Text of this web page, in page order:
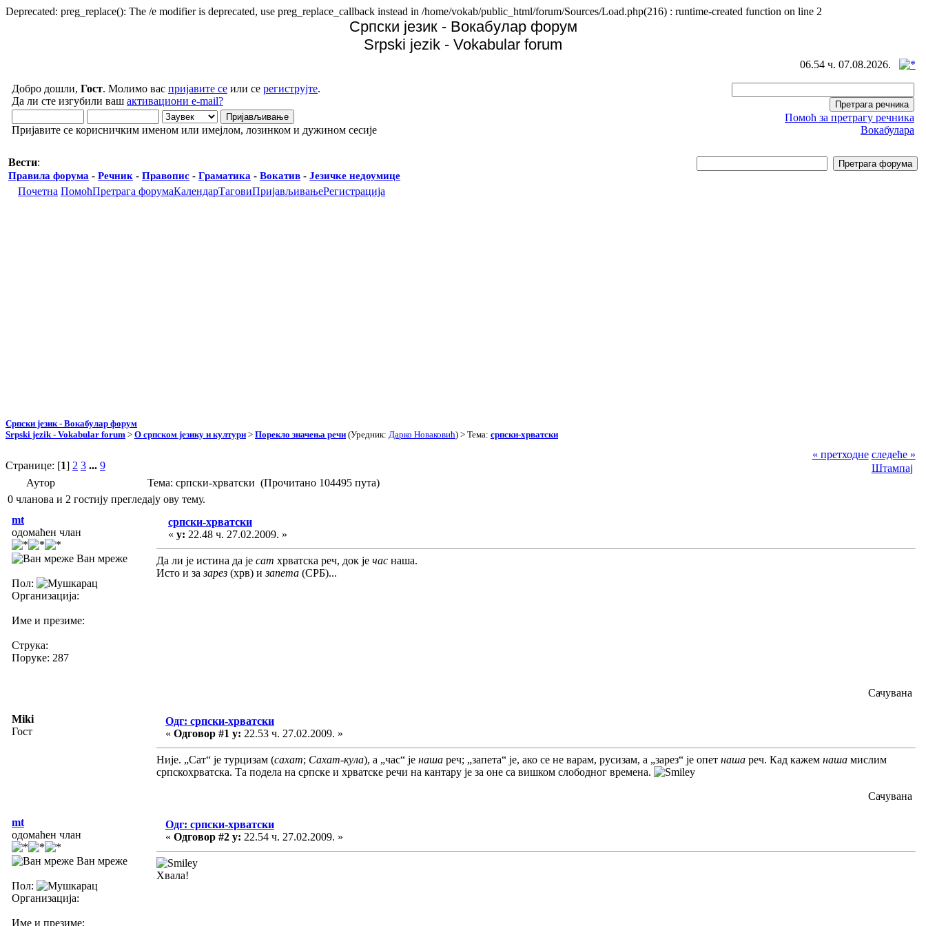
Deprecated: preg_replace(): The /e modifier is deprecated, use preg_replace_callback instead in /home/vokab/public_html/forum/Sources/Load.php(216) : runtime-created function on line 2
Српски језик - Вокабулар форум
Srpski jezik - Vokabular forum
06.54 ч. 07.08.2026.
Добро дошли, Гост. Молимо вас пријавите се или се региструјте.
Да ли сте изгубили ваш активациони e-mail?
Пријавите се корисничким именом или имејлом, лозинком и дужином сесије
Помоћ за претрагу речника
Вокабулара
Вести:
Правила форума - Речник - Правопис - Граматика - Вокатив - Језичке недоумице
Почетна ПомоћПретрага форумаКалендарТаговиПријављивањеРегистрација
Српски језик - Вокабулар форум
Srpski jezik - Vokabular forum > О српском језику и култури > Порекло значења речи (Уредник: Дарко Новаковић) > Тема: српски-хрватски
Странице: [1] 2 3 ... 9
« претходне следеће »
Штампај
Аутор
Тема: српски-хрватски (Прочитано 104495 пута)
0 чланова и 2 гостију прегледају ову тему.
mt
одомаћен члан
Ван мреже
Пол:
Организација:
Име и презиме:
Струка:
Поруке: 287
српски-хрватски
« у: 22.48 ч. 27.02.2009. »
Да ли је истина да је сат хрватска реч, док је час наша.
Исто и зазарез (хрв) изапета (СРБ)...
Сачувана
Miki
Гост
Одг: српски-хрватски
« Одговор #1 у: 22.53 ч. 27.02.2009. »
Није. „Сат“ је турцизам (сахат; Сахат-кула), а „час“ је наша реч; „запета“ је, ако се не варам, русизам, а „зарез“ је опет наша реч. Кад кажем наша мислим
српскохрватска. Та подела на српске и хрватске речи на кантару је за оне са вишком слободног времена.
Сачувана
mt
одомаћен члан
Ван мреже
Пол:
Организација:
Име и презиме:
Одг: српски-хрватски
« Одговор #2 у: 22.54 ч. 27.02.2009. »
Хвала!